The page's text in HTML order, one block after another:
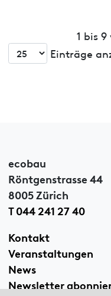
1 bis
Einträge
ecobau
Röntgenstrasse 44
8005 Zürich
T 044 241 27 40
Kontakt
Veranstaltungen
News
Newsletter